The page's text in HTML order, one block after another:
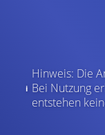
Hinweis: Die
Bei Nutzung
entstehen